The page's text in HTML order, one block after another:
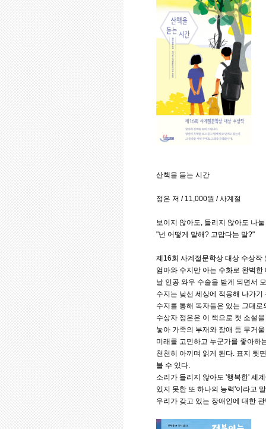
산책을 듣는 시간
정은 저 / 11,000원 / 사계절
보이지 않아도, 들리지 않아도 나
"넌 어떻게 말해? 고맙다는 말?"
제16회 사계절문학상 대상 수상작
엄마와 수지만 아는 수화로 완벽
날 인공 와우 수술을 받게 되면서
수지는 낮선 세상에 적응해 나가
수지를 통해 독자들은 있는 그대
수상자 정은은 이 책으로 첫 소설
놓아 가족의 부재와 장애 등 무거
미래를 고민하고 누군가를 좋아하
천천히 아끼며 읽게 된다. 표지 뒷
볼 수 있다.
소리가 들리지 않아도 '행복한' 세
있지 못한 또 하나의 능력'이라고
우리가 갖고 있는 장애인에 대한